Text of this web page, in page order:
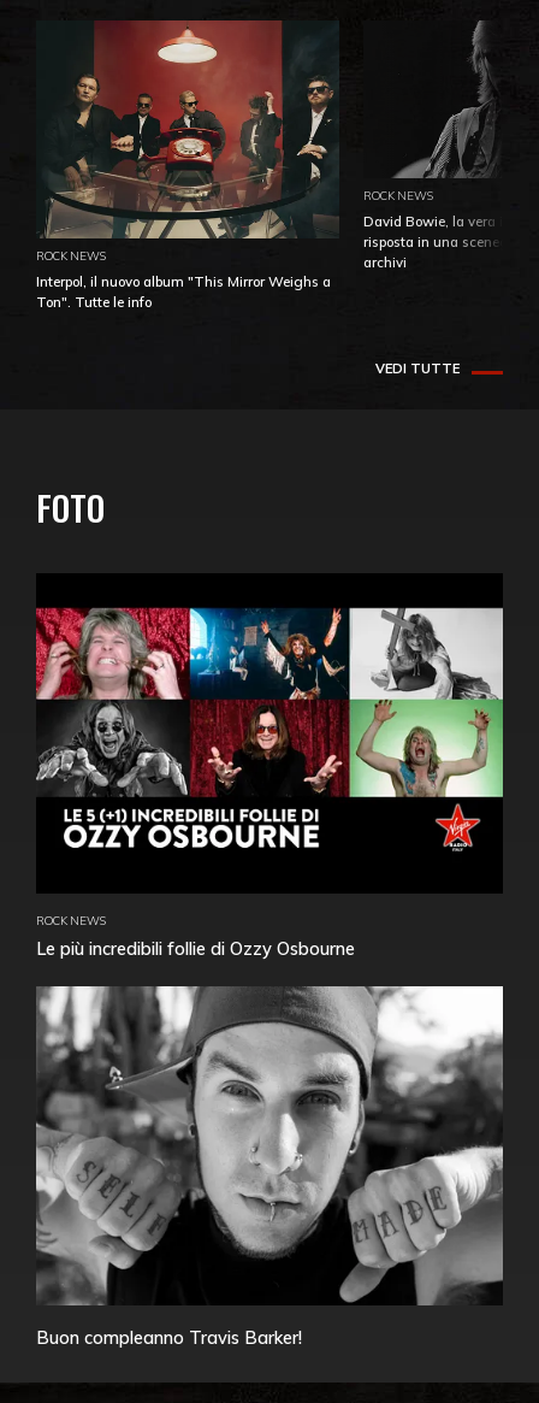
ROCK NEWS
Interpol, il nuovo album "This Mirror Weighs a
Ton". Tutte le info
ROCK NEWS
David Bowie, la vera
risposta in una
archivi
VEDI TUTTE
FOTO
ROCK NEWS
Le più incredibili follie di Ozzy Osbourne
Buon compleanno Travis Barker!